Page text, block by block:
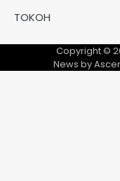
TOKOH
Copyright ©
News by